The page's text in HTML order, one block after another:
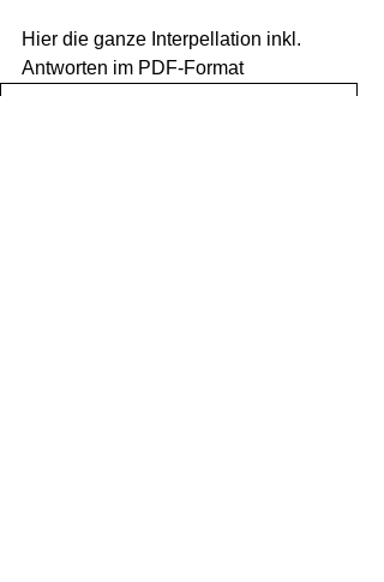
Hier die ganze Interpellation inkl.
Antworten im PDF-Format